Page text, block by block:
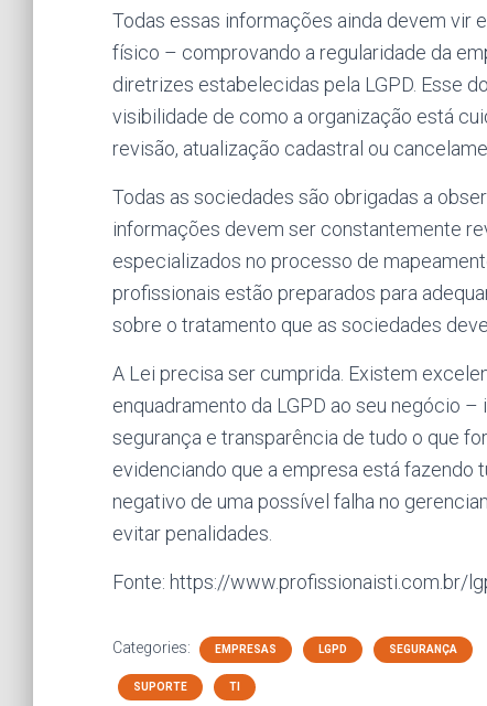
Todas essas informações ainda devem
físico – comprovando a regularidade da
diretrizes estabelecidas pela LGPD. Esse
visibilidade de como a organização está
revisão, atualização cadastral ou
Todas as sociedades são obrigadas a
informações devem ser constantemente
especializados no processo de
profissionais estão preparados para
sobre o tratamento que as sociedades
A Lei precisa ser cumprida. Existem
enquadramento da LGPD ao seu negócio
segurança e transparência de tudo o que
evidenciando que a empresa está fazendo
negativo de uma possível falha no
evitar penalidades.
Fonte: https://www.profissionaisti.com.br/
Categories: EMPRESAS LGPD SEGURANÇA
SUPORTE TI